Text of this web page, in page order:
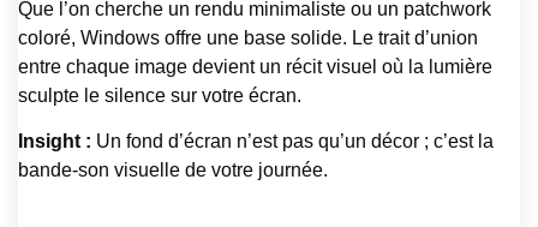
Que l’on cherche un rendu minimaliste ou un patchwork
coloré, Windows offre une base solide. Le trait d’union
entre chaque image devient un récit visuel où la lumière
sculpte le silence sur votre écran.
Insight : Un fond d’écran n’est pas qu’un décor ; c’est la
bande-son visuelle de votre journée.